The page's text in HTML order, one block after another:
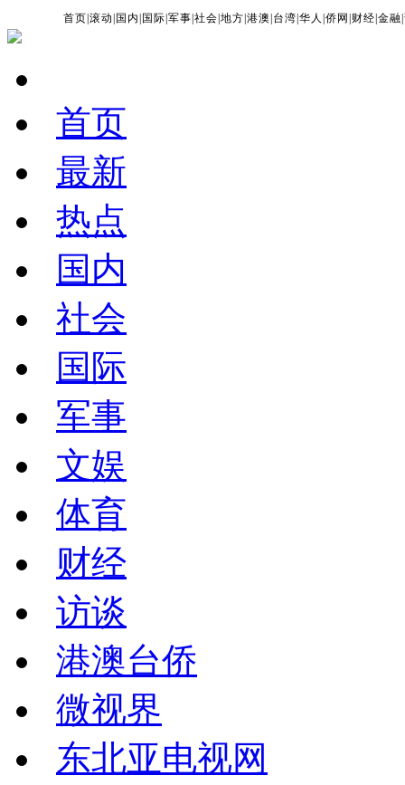
首页 |滚动 国内 国际 |军事 |社会 |地方 |港澳 台湾 |华人 |侨网 财经 |金融 |
首页
最新
热点
国内
社会
国际
军事
文娱
体育
财经
访谈
港澳台侨
微视界
东北亚电视网